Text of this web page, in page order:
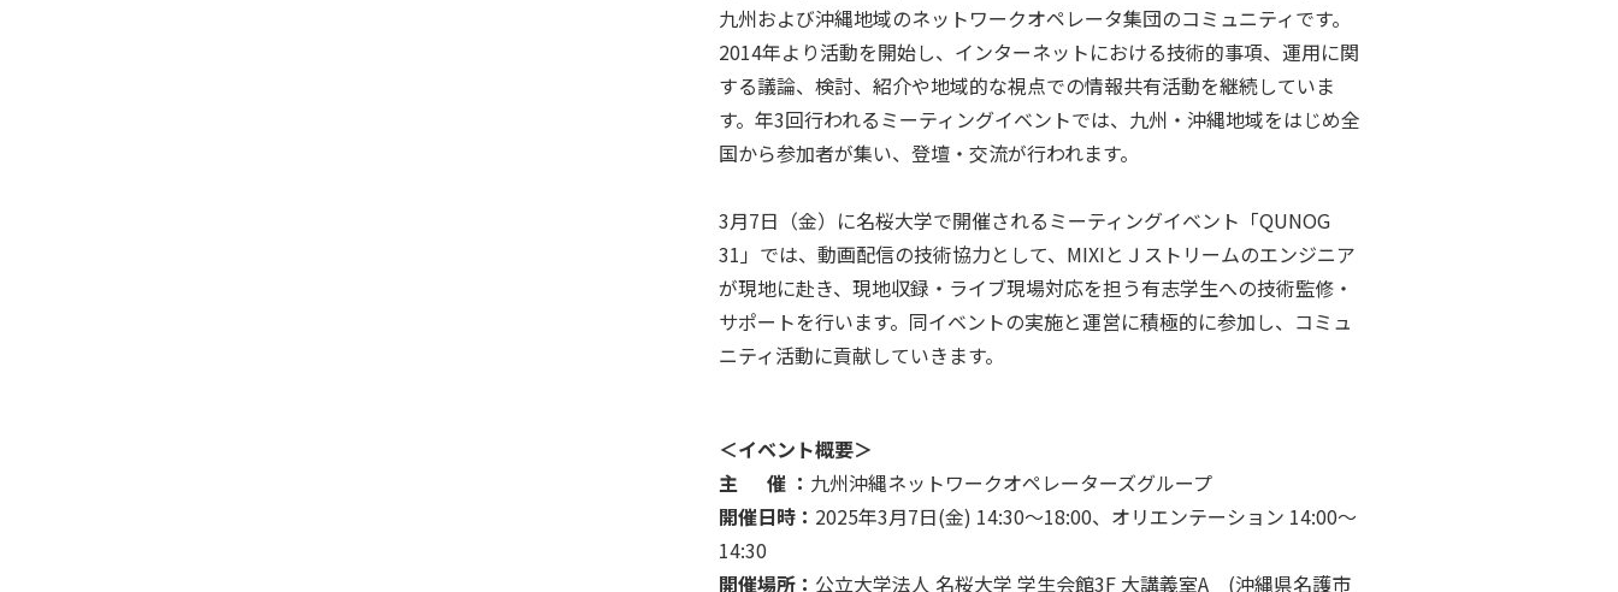
九州および沖縄地域のネットワークオペレータ集団のコミュニティです。
2014年より活動を開始し、インターネットにおける技術的事項、運用に関
する議論、検討、紹介や地域的な視点での情報共有活動を継続していま
す。年3回行われるミーティングイベントでは、九州・沖縄地域をはじめ全
国から参加者が集い、登壇・交流が行われます。
3月7日（金）に名桜大学で開催されるミーティングイベント「QUNOG
31」では、動画配信の技術協力として、MIXIとＪストリームのエンジニア
が現地に赴き、現地収録・ライブ現場対応を担う有志学生への技術監修・
サポートを行います。同イベントの実施と運営に積極的に参加し、コミュ
ニティ活動に貢献していきます。
＜イベント概要＞
主 催 ： 九州沖縄ネットワークオペレーターズグループ
開催日時： 2025年3月7日(金) 14:30～18:00、オリエンテーション 14:00～
14:30
開催場所： 公立大学法人 名桜大学 学生会館3F 大講義室A (沖縄県名護市